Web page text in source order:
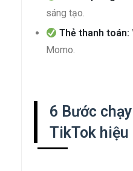
sáng tạo.
Thẻ thanh toán:
Momo.
6 Bước
TikTok hiệu